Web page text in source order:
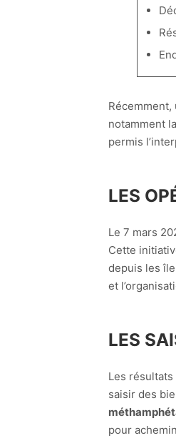
Récemment,
notamment la
permis
LES
Le 7 mars
Cette
depuis les
et
LES
Les
saisir des
pour